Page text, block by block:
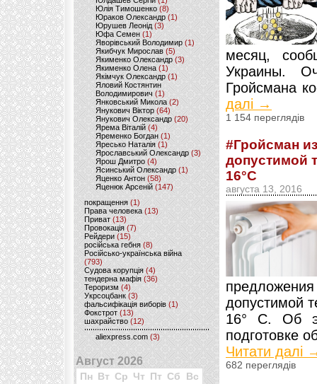
Юлія Тимошенко (8)
Юраков Олександр (1)
Юрушев Леонід (3)
Юфа Семен (1)
Яворівський Володимир (1)
Якибчук Мирослав (5)
Якименко Олександр (3)
Якименко Олена(1)
Якімчук Олександр (1)
Яловий Костянтин
Володимирович (1)
Янковський Микола(2)
Янукович Віктор (64)
Янукович Олександр(20)
Ярема Віталій(4)
Яременко Богдан(1)
Яресько Наталія(1)
Ярославський Олександр (3)
Ярош Дмитро (4)
Ясинський Олександр (1)
Яценко Антон(58)
Яценюк Арсеній (147)
покращення (1)
Права человека(13)
Приват (13)
Провокація (7)
Рейдери (15)
російська гебня (8)
Російсько-українська війна
(793)
Судова корупція (4)
тендерна мафія (36)
Тероризм (4)
Укрсоцбанк (3)
фальсифікація виборів (1)
Фокстрот(13)
шахрайство (12)
aliexpress.com (3)
Август 2026
Пн Вт Ср Чт Пт Сб Вс
месяц,
Украины.
Гройсмана
далі →
1 154 переглядів
#Гройсман
допустимой
16°С
августа 13, 2016
допустимой
16° С. Об
подготовке
Читати далі
682 переглядів